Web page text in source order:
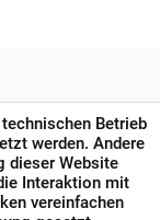
Betrieb
werden. Andere
dieser Website
Interaktion mit
vereinfachen